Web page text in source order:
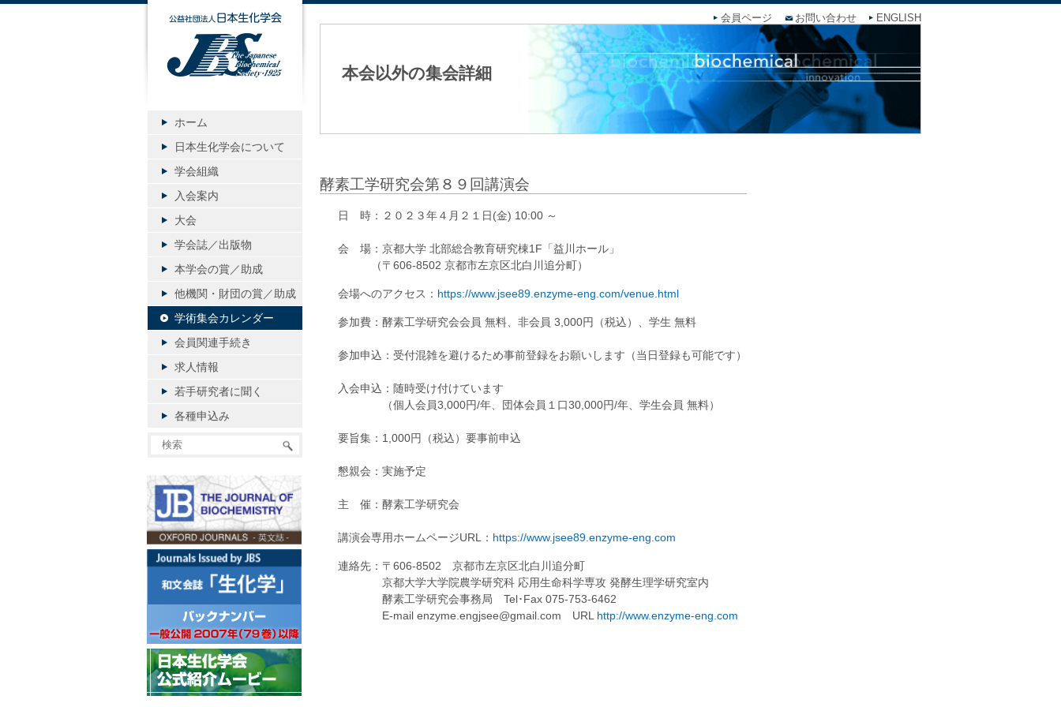
会員ページ お問い合わせ ENGLISH
本会以外の集会詳細
酵素工学研究会第８９回講演会
日 時：２０２３年４月２１日(金) 10:00 ～
会 場：京都大学 北部総合教育研究棟1F「益川ホール」
（〒606-8502 京都市左京区北白川追分町）
会場へのアクセス： https://www.jsee89.enzyme-eng.com/venue.html
参加費：酵素工学研究会会員 無料、非会員 3,000円（税込）、学生 無料
参加申込：受付混雑を避けるため事前登録をお願いします（当日登録も可能です）
入会申込：随時受け付けています
（個人会員3,000円/年、団体会員１口30,000円/年、学生会員 無料）
要旨集：1,000円（税込）要事前申込
懇親会：実施予定
主 催：酵素工学研究会
講演会専用ホームページURL： https://www.jsee89.enzyme-eng.com
連絡先：〒606-8502 京都市左京区北白川追分町
京都大学大学院農学研究科 応用生命科学専攻 発酵生理学研究室内
酵素工学研究会事務局 Tel･Fax 075-753-6462
E-mail enzyme.engjsee@gmail.com URL http://www.enzyme-eng.com
公益社団法人日本生化学会
ホーム
日本生化学会について
学会組織
入会案内
大会
学会誌／出版物
本学会の賞／助成
他機関・財団の賞／助成
学術集会カレンダー
会員関連手続き
求人情報
若手研究者に聞く
各種申込み